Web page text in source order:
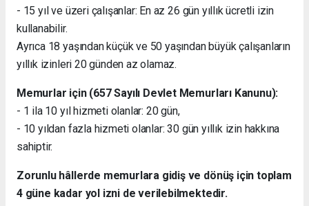
- 15 yıl ve üzeri çalışanlar: En az 26 gün yıllık ücretli izin
kullanabilir.
Ayrıca 18 yaşından küçük ve 50 yaşından büyük çalışanların
yıllık izinleri 20 günden az olamaz.
Memurlar için (657 Sayılı Devlet Memurları Kanunu):
- 1 ila 10 yıl hizmeti olanlar: 20 gün,
- 10 yıldan fazla hizmeti olanlar: 30 gün yıllık izin hakkına
sahiptir.
Zorunlu hâllerde memurlara gidiş ve dönüş için toplam
4 güne kadar yol izni de verilebilmektedir.